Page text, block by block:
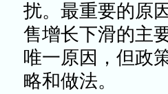
扰。最重要的原
售增长下滑的主
唯一原因，但政
略和做法。